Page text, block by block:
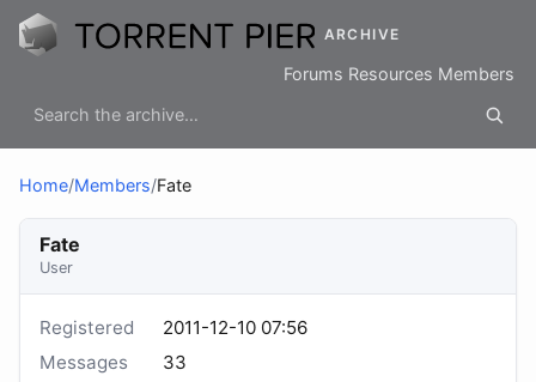
ARCHIVE
Forums Resources Members
Home/Members/Fate
Fate
User
Registered
2011-12-10 07:56
Messages
33